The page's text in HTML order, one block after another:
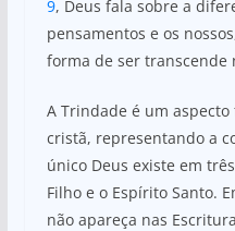
9, Deus fala sobre a
pensamentos e os
forma de ser transcende
A Trindade é um
cristã, representando a
único Deus existe em
Filho e o Espírito Santo.
não apareça nas